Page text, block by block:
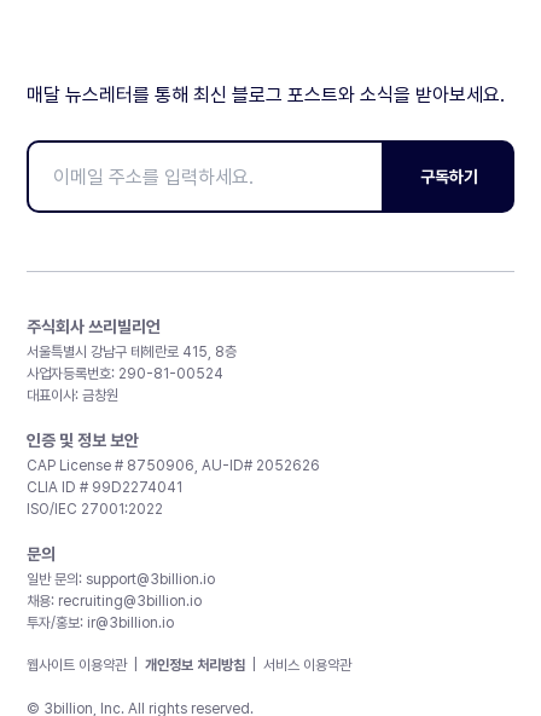
매달 뉴스레터를 통해 최신 블로그 포스트와 소식을 받아보세요.
구독하기
주식회사 쓰리빌리언
서울특별시 강남구 테헤란로 415, 8층
사업자등록번호: 290-81-00524
대표이사: 금창원
인증 및 정보 보안
CAP License # 8750906, AU-ID# 2052626
CLIA ID # 99D2274041
ISO/IEC 27001:2022
문의
일반 문의: support@3billion.io
채용: recruiting@3billion.io
투자/홍보: ir@3billion.io
웹사이트 이용약관 개인정보 처리방침 서비스 이용약관
© 3billion, Inc. All rights reserved.